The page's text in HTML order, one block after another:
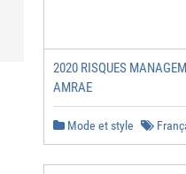
2020 RISQUES
AMRAE
Mode et style